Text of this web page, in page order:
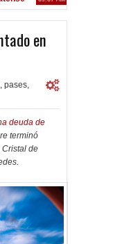
en
, pases,
deuda de
terminó
Cristal de